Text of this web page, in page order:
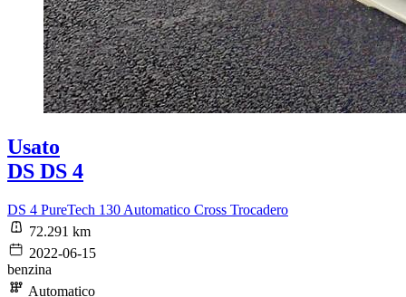
Usato
DS DS 4
DS 4 PureTech 130 Automatico Cross Trocadero
72.291 km
2022-06-15
benzina
Automatico